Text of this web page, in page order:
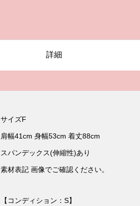
詳細
サイズF
肩幅41cm 身幅53cm 着丈88cm
スパンデックス(伸縮性)あり
素材表記 画像でご確認ください。
【コンディション：S】